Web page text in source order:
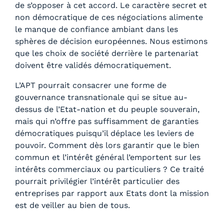
de s’opposer à cet accord. Le caractère secret et
non démocratique de ces négociations alimente
le manque de confiance ambiant dans les
sphères de décision européennes. Nous estimons
que les choix de société derrière le partenariat
doivent être validés démocratiquement.
L’APT pourrait consacrer une forme de
gouvernance transnationale qui se situe au-
dessus de l’Etat-nation et du peuple souverain,
mais qui n’offre pas suffisamment de garanties
démocratiques puisqu’il déplace les leviers de
pouvoir. Comment dès lors garantir que le bien
commun et l’intérêt général l’emportent sur les
intérêts commerciaux ou particuliers ? Ce traité
pourrait privilégier l’intérêt particulier des
entreprises par rapport aux Etats dont la mission
est de veiller au bien de tous.